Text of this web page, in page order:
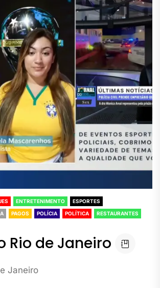
ENTRETENIMENTO
ESPORTES
PAGOS POLÍCIA POLÍTICA
RESTAURANTES
Rio de Janeiro
Janeiro